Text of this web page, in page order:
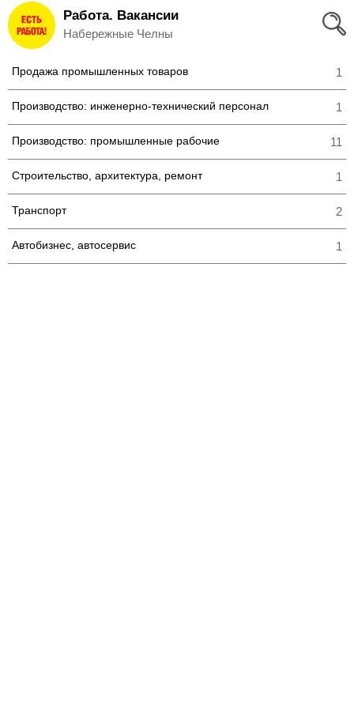
Вход
и
Регистрация
Избранное
Соискателям
Добавить
резюме
Работодателям
Работа. Вакансии
Набережные Челны
Продажа промышленных товаров 1
Производство: инженерно-технический персонал 1
Производство: промышленные рабочие 11
Строительство, архитектура, ремонт 1
Транспорт 2
Автобизнес, автосервис 1